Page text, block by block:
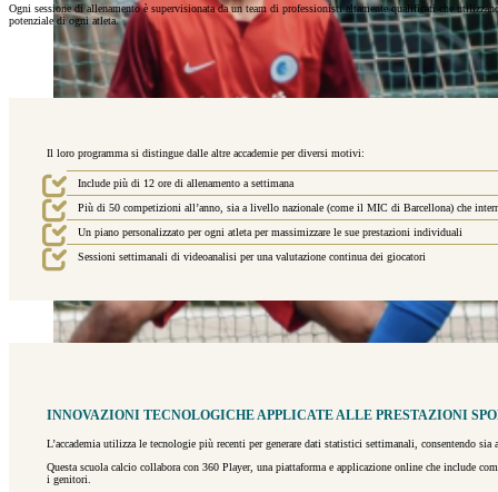
Ogni sessione di allenamento è supervisionata da un team di professionisti altamente qualificati che
potenziale di ogni atleta.
Il loro programma si distingue dalle altre accademie per diversi motivi:
Include più di 12 ore di allenamento a settimana
Più di 50 competizioni all’anno, sia a livello nazionale (come il MIC di Barcellona) che
Un piano personalizzato per ogni atleta per massimizzare le sue prestazioni individuali
Sessioni settimanali di videoanalisi per una valutazione continua dei giocatori
INNOVAZIONI TECNOLOGICHE APPLICATE ALLE PRESTAZIONI
L’accademia utilizza le tecnologie più recenti per generare dati statistici settimanali, consentendo
Questa scuola calcio collabora con 360 Player, una piattaforma e applicazione online che include
i genitori.